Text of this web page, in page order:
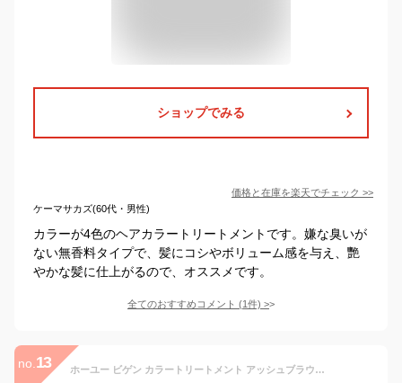
ショップでみる
価格と在庫を楽天でチェック >>
ケーマサカズ(60代・男性)
カラーが4色のヘアカラートリートメントです。嫌な臭いが
ない無香料タイプで、髪にコシやボリューム感を与え、艷
やかな髪に仕上がるので、オススメです。
全てのおすすめコメント (1件) >
no. 13 ホーユー ビゲン カラートリートメント アッシュブラウン 180g | | ヘアカラー セルフカラー ホーユー ビゲン カラートリートメント 白髪染め カラーリング 市販 ホームカラーリング